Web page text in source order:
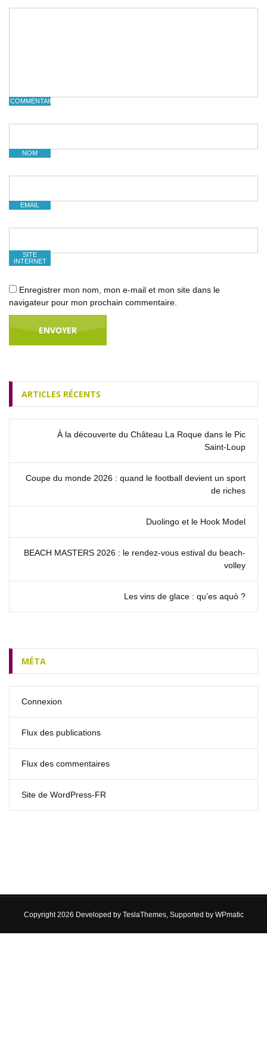
COMMENTAIRE
NOM
EMAIL
SITE
INTERNET
Enregistrer mon nom, mon e-mail et mon site dans le
navigateur pour mon prochain commentaire.
ARTICLES RÉCENTS
À la découverte du Château La Roque dans le Pic
Saint‑Loup
Coupe du monde 2026 : quand le football devient un sport
de riches
Duolingo et le Hook Model
BEACH MASTERS 2026 : le rendez‑vous estival du beach-
volley
Les vins de glace : qu’es aquò ?
MÉTA
Connexion
Flux des publications
Flux des commentaires
Site de WordPress-FR
Copyright 2026 Developed by TeslaThemes, Supported by WPmatic